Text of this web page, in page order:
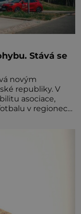
Stává se
novým
republiky. V
asociace,
v regionech.